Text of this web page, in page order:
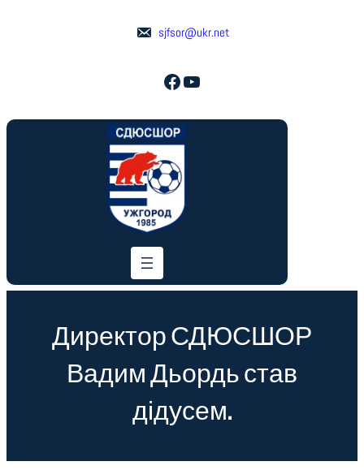
sjfsor@ukr.net
Facebook YouTube
Директор СДЮСШОР
Вадим Дьордь став
дідусем.